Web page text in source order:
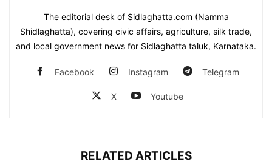
The editorial desk of Sidlaghatta.com (Namma
Shidlaghatta), covering civic affairs, agriculture, silk trade,
and local government news for Sidlaghatta taluk, Karnataka.
Facebook Instagram Telegram
X Youtube
RELATED ARTICLES